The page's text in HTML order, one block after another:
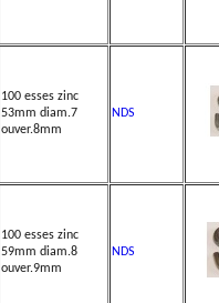
100 esses zinc
53mm diam.7
ouver.8mm
NDS
100 esses zinc
59mm diam.8
ouver.9mm
NDS